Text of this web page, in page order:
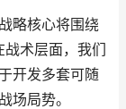
略核心将围绕
战术层面，我们
开发多套可随
场局势。